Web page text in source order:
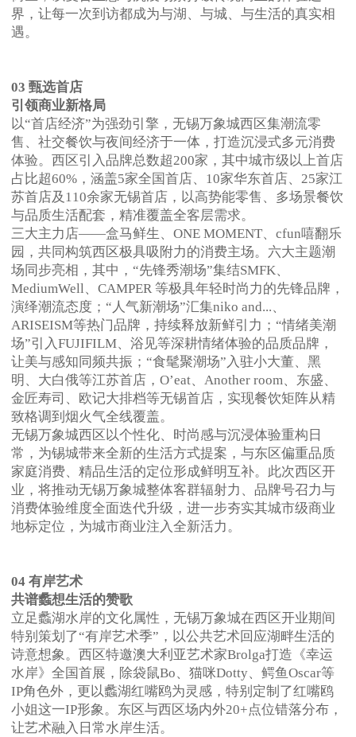
界，让每一次到访都成为与湖、与城、与生活的真实相
遇。
03 甄选首店
引领商业新格局
以“首店经济”为强劲引擎，无锡万象城西区集潮流零
售、社交餐饮与夜间经济于一体，打造沉浸式多元消费
体验。西区引入品牌总数超200家，其中城市级以上首店
占比超60%，涵盖5家全国首店、10家华东首店、25家江
苏首店及110余家无锡首店，以高势能零售、多场景餐饮
与品质生活配套，精准覆盖全客层需求。
三大主力店——盒马鲜生、ONE MOMENT、cfun嘻翻乐
园，共同构筑西区极具吸附力的消费主场。六大主题潮
场同步亮相，其中，“先锋秀潮场”集结SMFK、
MediumWell、CAMPER 等极具年轻时尚力的先锋品牌，
演绎潮流态度；“人气新潮场”汇集niko and...、
ARISEISM等热门品牌，持续释放新鲜引力；“情绪美潮
场”引入FUJIFILM、浴见等深耕情绪体验的品质品牌，
让美与感知同频共振；“食髦聚潮场”入驻小大董、黑
明、大白俄等江苏首店，O’eat、Another room、东盛、
金匠寿司、欧记大排档等无锡首店，实现餐饮矩阵从精
致格调到烟火气全线覆盖。
无锡万象城西区以个性化、时尚感与沉浸体验重构日
常，为锡城带来全新的生活方式提案，与东区偏重品质
家庭消费、精品生活的定位形成鲜明互补。此次西区开
业，将推动无锡万象城整体客群辐射力、品牌号召力与
消费体验维度全面迭代升级，进一步夯实其城市级商业
地标定位，为城市商业注入全新活力。
04 有岸艺术
共谱蠡想生活的赞歌
立足蠡湖水岸的文化属性，无锡万象城在西区开业期间
特别策划了“有岸艺术季”，以公共艺术回应湖畔生活的
诗意想象。西区特邀澳大利亚艺术家Brolga打造《幸运
水岸》全国首展，除袋鼠Bo、猫咪Dotty、鳄鱼Oscar等
IP角色外，更以蠡湖红嘴鸥为灵感，特别定制了红嘴鸥
小姐这一IP形象。东区与西区场内外20+点位错落分布，
让艺术融入日常水岸生活。